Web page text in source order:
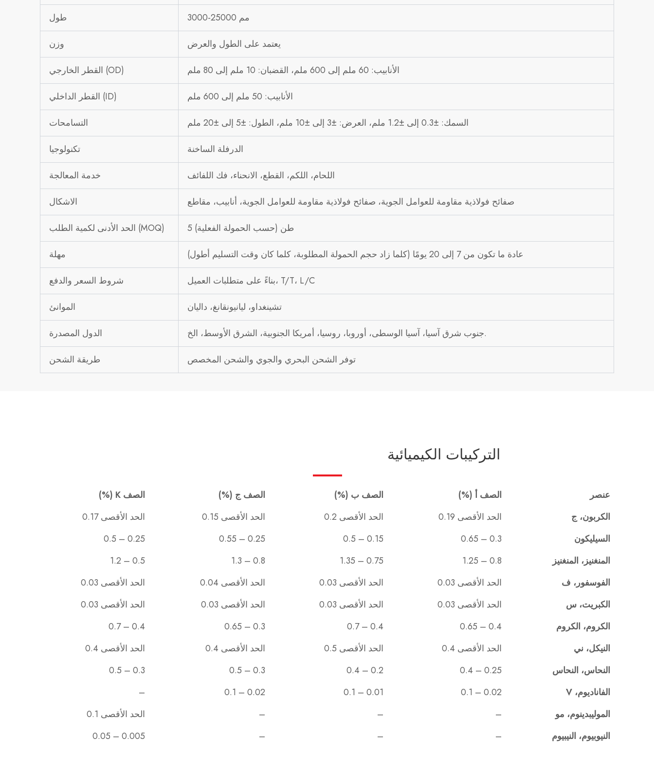
طول 3000-25000 مم
وزن يعتمد على الطول والعرض
القطر الخارجي (OD) الأنابيب: 60 ملم إلى 600 ملم، القضبان: 10 ملم إلى 80 ملم
القطر الداخلي (ID) الأنابيب: 50 ملم إلى 600 ملم
التسامحات السمك: ±0.3 إلى ±1.2 ملم، العرض: ±3 إلى ±10 ملم، الطول: ±5 إلى ±20 ملم
تكنولوجيا الدرفلة الساخنة
خدمة المعالجة اللحام، اللكم، القطع، الانحناء، فك اللفائف
الاشكال صفائح فولاذية مقاومة للعوامل الجوية، صفائح فولاذية مقاومة للعوامل الجوية، أنابيب، مقاطع
الحد الأدنى لكمية الطلب (MOQ) 5 طن (حسب الحمولة الفعلية)
مهلة عادة ما تكون من 7 إلى 20 يومًا (كلما زاد حجم الحمولة المطلوبة، كلما كان وقت التسليم أطول)
شروط السعر والدفع بناءً على متطلبات العميل، T/T، L/C
الموانئ تشينغداو، ليانيونقانغ، داليان
الدول المصدرة جنوب شرق آسيا، آسيا الوسطى، أوروبا، روسيا، أمريكا الجنوبية، الشرق الأوسط، الخ.
طريقة الشحن توفر الشحن البحري والجوي والشحن المخصص
التركيبات الكيميائية
عنصر الصف أ (%) الصف ب (%) الصف ج (%)
الصف K (%)
الكربون، ج
الحد الأقصى 0.19 الحد الأقصى 0.2 الحد الأقصى 0.15
الحد الأقصى 0.17
السيليكون
0.3 – 0.65
0.15 – 0.5
0.25 – 0.55
0.25 – 0.5
المنغنيز، المنغنيز
0.8 – 1.25
0.75 – 1.35
0.8 – 1.3
0.5 – 1.2
الفوسفور، ف
الحد الأقصى 0.03 الحد الأقصى 0.03 الحد الأقصى 0.04
الحد الأقصى 0.03
الكبريت، س
الحد الأقصى 0.03 الحد الأقصى 0.03 الحد الأقصى 0.03
الحد الأقصى 0.03
الكروم، الكروم
0.4 – 0.65
0.4 – 0.7
0.3 – 0.65
0.4 – 0.7
النيكل، ني
الحد الأقصى 0.4 الحد الأقصى 0.5 الحد الأقصى 0.4
الحد الأقصى 0.4
النحاس، النحاس
0.25 – 0.4
0.2 – 0.4
0.3 – 0.5
0.3 – 0.5
الفاناديوم، V
0.02 – 0.1
0.01 – 0.1
0.02 – 0.1
–
الموليبدينوم، مو
–
–
–
الحد الأقصى 0.1
النيوبيوم، النيبيوم
–
–
–
0.005 – 0.05